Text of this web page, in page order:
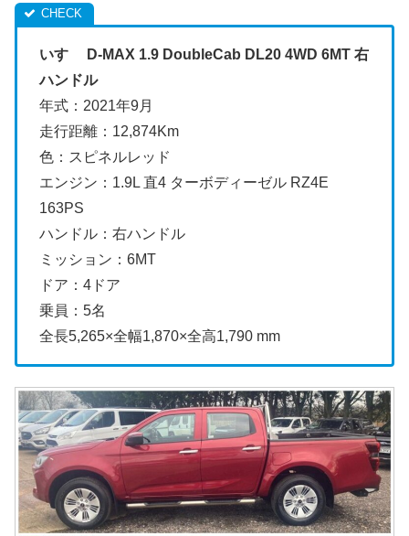
いすゞ D-MAX 1.9 DoubleCab DL20 4WD 6MT 右
ハンドル
年式：2021年9月
走行距離：12,874Km
色：スピネルレッド
エンジン：1.9L 直4 ターボディーゼル RZ4E
163PS
ハンドル：右ハンドル
ミッション：6MT
ドア：4ドア
乗員：5名
全長5,265×全幅1,870×全高1,790 mm